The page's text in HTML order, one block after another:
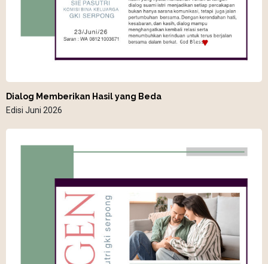
Dialog Memberikan Hasil yang Beda
Edisi Juni 2026